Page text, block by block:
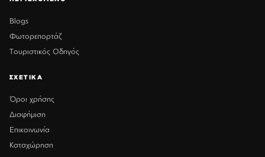
Blogs
Φωτορεπορτάζ
Τουριστικός Οδηγός
ΣΧΕΤΙΚΑ
Όροι χρήσης
Διαφήμιση
Επικοινωνία
Καταχώρηση